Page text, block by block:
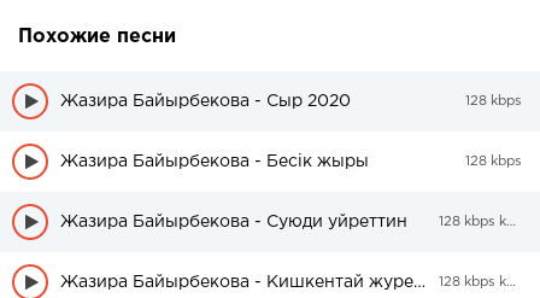
Похожие песни
Жазира Байырбекова - Сыр 2020 128 kbps
Жазира Байырбекова - Бесік жыры 128 kbps
Жазира Байырбекова - Суюди уйреттин 128 kbps kbps
Жазира Байырбекова - Кишкентай журегим 128 kbps kbps